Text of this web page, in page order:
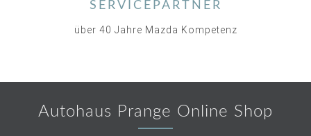
SERVICEPARTNER
über 40 Jahre Mazda Kompetenz
Autohaus Prange Online Shop